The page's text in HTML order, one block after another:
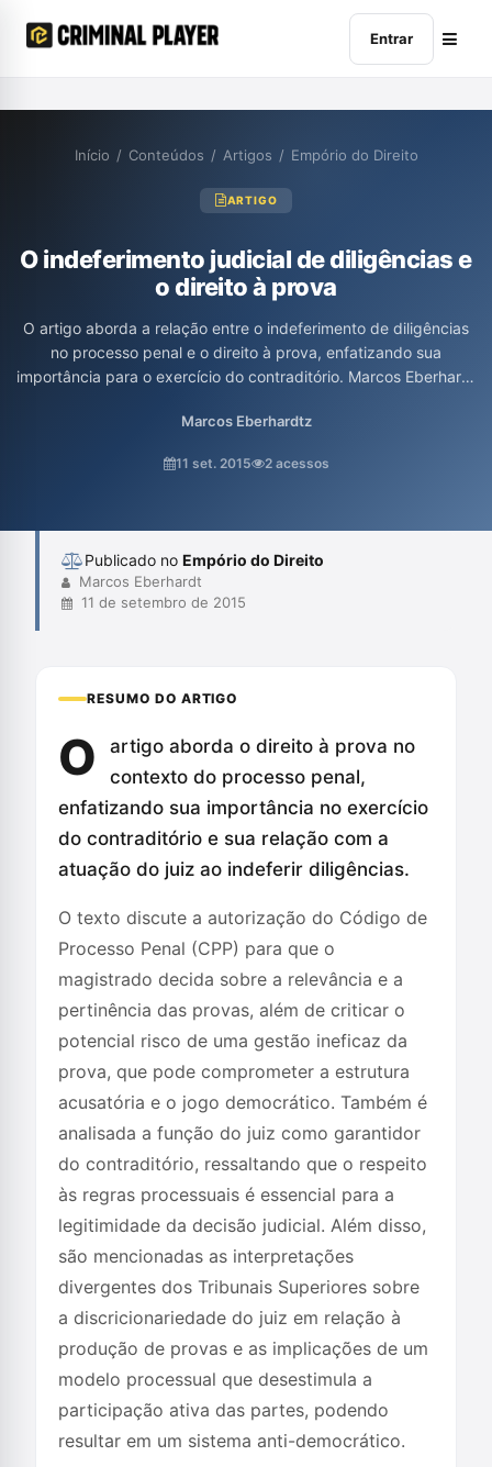
Entrar
Início / Conteúdos / Artigos / Empório do Direito
ARTIGO
O indeferimento judicial de diligências e
o direito à prova
O artigo aborda a relação entre o indeferimento de diligências
no processo penal e o direito à prova, enfatizando sua
importância para o exercício do contraditório. Marcos Eberhardt
desconsideram as provas propostas pelas partes, podem
a justiça no processo penal. O autor critica a postura inquisitória
Marcos Eberhardtz
11 set. 2015 2 acessos
Publicado no Empório do Direito
Marcos Eberhardt
11 de setembro de 2015
RESUMO DO ARTIGO
O
artigo aborda o direito à prova no
contexto do processo penal,
enfatizando sua importância no exercício
do contraditório e sua relação com a
atuação do juiz ao indeferir diligências.
O texto discute a autorização do Código de
Processo Penal (CPP) para que o
magistrado decida sobre a relevância e a
pertinência das provas, além de criticar o
potencial risco de uma gestão ineficaz da
prova, que pode comprometer a estrutura
acusatória e o jogo democrático. Também é
analisada a função do juiz como garantidor
do contraditório, ressaltando que o respeito
às regras processuais é essencial para a
legitimidade da decisão judicial. Além disso,
são mencionadas as interpretações
divergentes dos Tribunais Superiores sobre
a discricionariedade do juiz em relação à
produção de provas e as implicações de um
modelo processual que desestimula a
participação ativa das partes, podendo
resultar em um sistema anti-democrático.